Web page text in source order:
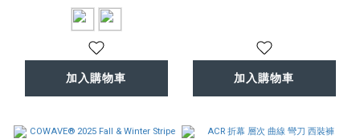
加入購物車 加入購物車